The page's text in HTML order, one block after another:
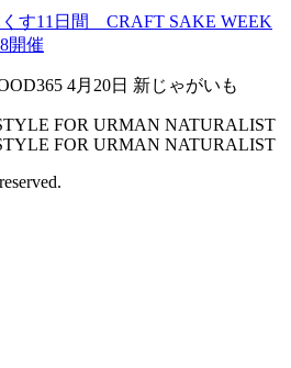
す11日間 CRAFT SAKE WEEK
開催
4月20日 新じゃがいも